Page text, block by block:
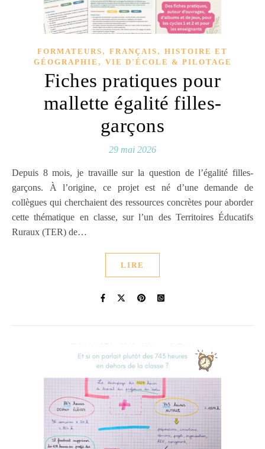
FORMATEURS , FRANÇAIS , HISTOIRE ET
GÉOGRAPHIE , VIE D'ÉCOLE & PILOTAGE
Fiches pratiques pour
mallette égalité filles-
garçons
29 mai 2026
Depuis 8 mois, je travaille sur la question de l’égalité filles-
garçons. À l’origine, ce projet est né d’une demande de
collègues qui cherchaient des ressources concrètes pour aborder
cette thématique en classe, sur l’un des Territoires Éducatifs
Ruraux (TER) de…
LIRE